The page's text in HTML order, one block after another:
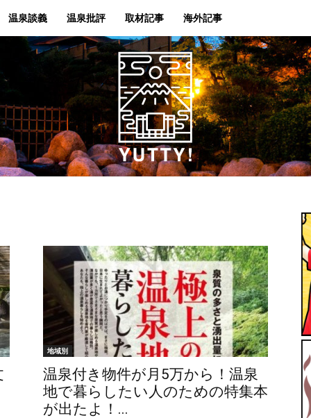
温泉談義 温泉批評 取材記事 海外記事
【ユ
地域別
温泉付き物件が月5万から！温泉
地で暮らしたい人のための特集本
が出たよ！...